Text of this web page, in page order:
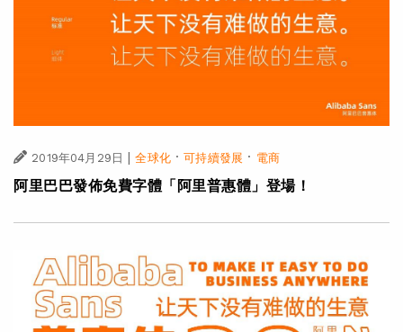
2019年04月29日 | 全球化·可持續發展 · 電商
阿里巴巴發佈免費字體「阿里普惠體」登場！